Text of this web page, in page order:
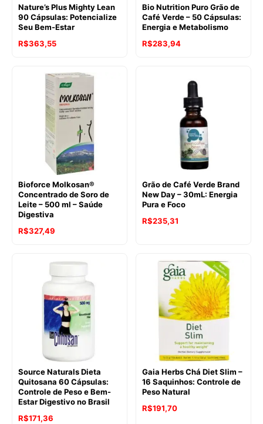
Nature’s Plus Mighty Lean
90 Cápsulas: Potencialize
Seu Bem-Estar
R$363,55
Bio Nutrition Puro Grão de
Café Verde – 50 Cápsulas:
Energia e Metabolismo
R$283,94
Bioforce Molkosan®
Concentrado de Soro de
Leite – 500 ml – Saúde
Digestiva
R$327,49
Grão de Café Verde Brand
New Day – 30mL: Energia
Pura e Foco
R$235,31
Source Naturals Dieta
Quitosana 60 Cápsulas:
Controle de Peso e Bem-
Estar Digestivo no Brasil
R$171,36
Gaia Herbs Chá Diet Slim –
16 Saquinhos: Controle de
Peso Natural
R$191,70